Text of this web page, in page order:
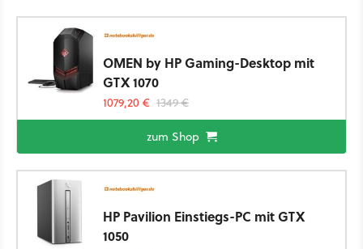
OMEN by HP Gaming-Desktop mit
GTX 1070
1079,20 € 1349 €
zum Shop
HP Pavilion Einstiegs-PC mit GTX
1050